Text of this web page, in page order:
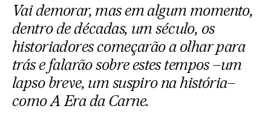
Vai demorar, mas em algum momento,
dentro de décadas, um século, os
historiadores começarão a olhar para
trás e falarão sobre estes tempos –um
lapso breve, um suspiro na história–
como A Era da Carne.